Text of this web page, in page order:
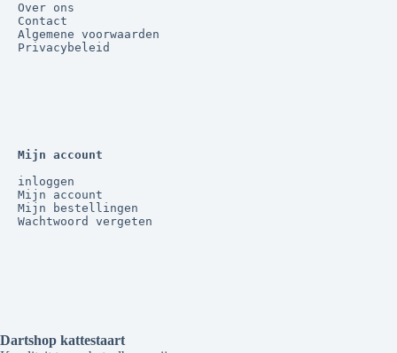
Over ons
Contact
Algemene voorwaarden
Privacybeleid
Mijn account
inloggen
Mijn account
Mijn bestellingen
Wachtwoord vergeten
Dartshop kattestaart